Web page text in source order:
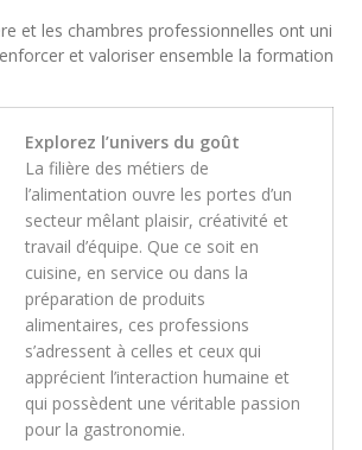
et les chambres professionnelles ont uni
et valoriser ensemble la formation
Explorez l’univers du goût
La filière des métiers de
l’alimentation ouvre les portes d’un
secteur mêlant plaisir, créativité et
travail d’équipe. Que ce soit en
cuisine, en service ou dans la
préparation de produits
alimentaires, ces professions
s’adressent à celles et ceux qui
apprécient l’interaction humaine et
qui possèdent une véritable passion
pour la gastronomie.